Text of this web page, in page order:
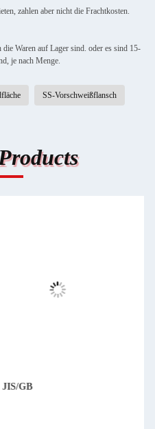
zahlen aber nicht die Frachtkosten.
Waren auf Lager sind. oder es sind 15-
je nach Menge.
SS-Vorschweißflansch